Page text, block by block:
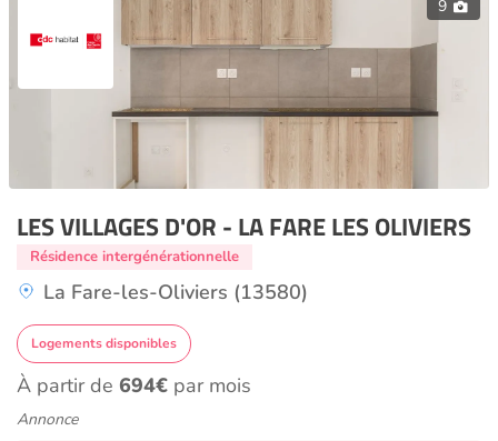
9
LES VILLAGES D'OR - LA FARE LES OLIVIERS
Résidence intergénérationnelle
La Fare-les-Oliviers (13580)
Logements disponibles
À partir de 694€ par mois
Annonce